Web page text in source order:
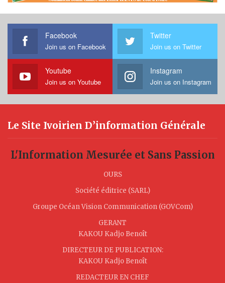
Facebook
Join us on Facebook
Twitter
Join us on Twitter
Youtube
Join us on Youtube
Instagram
Join us on Instagram
Le Site Ivoirien D’information Générale
L'Information Mesurée et Sans Passion
OURS
Société éditrice (SARL)
Groupe Océan Vision Communication (GOVCom)
GERANT
KAKOU Kadjo Benoît
DIRECTEUR DE PUBLICATION:
KAKOU Kadjo Benoît
REDACTEUR EN CHEF